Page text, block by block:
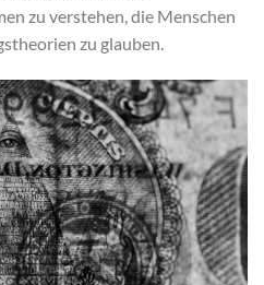
zu verstehen, die Menschen
zu glauben.